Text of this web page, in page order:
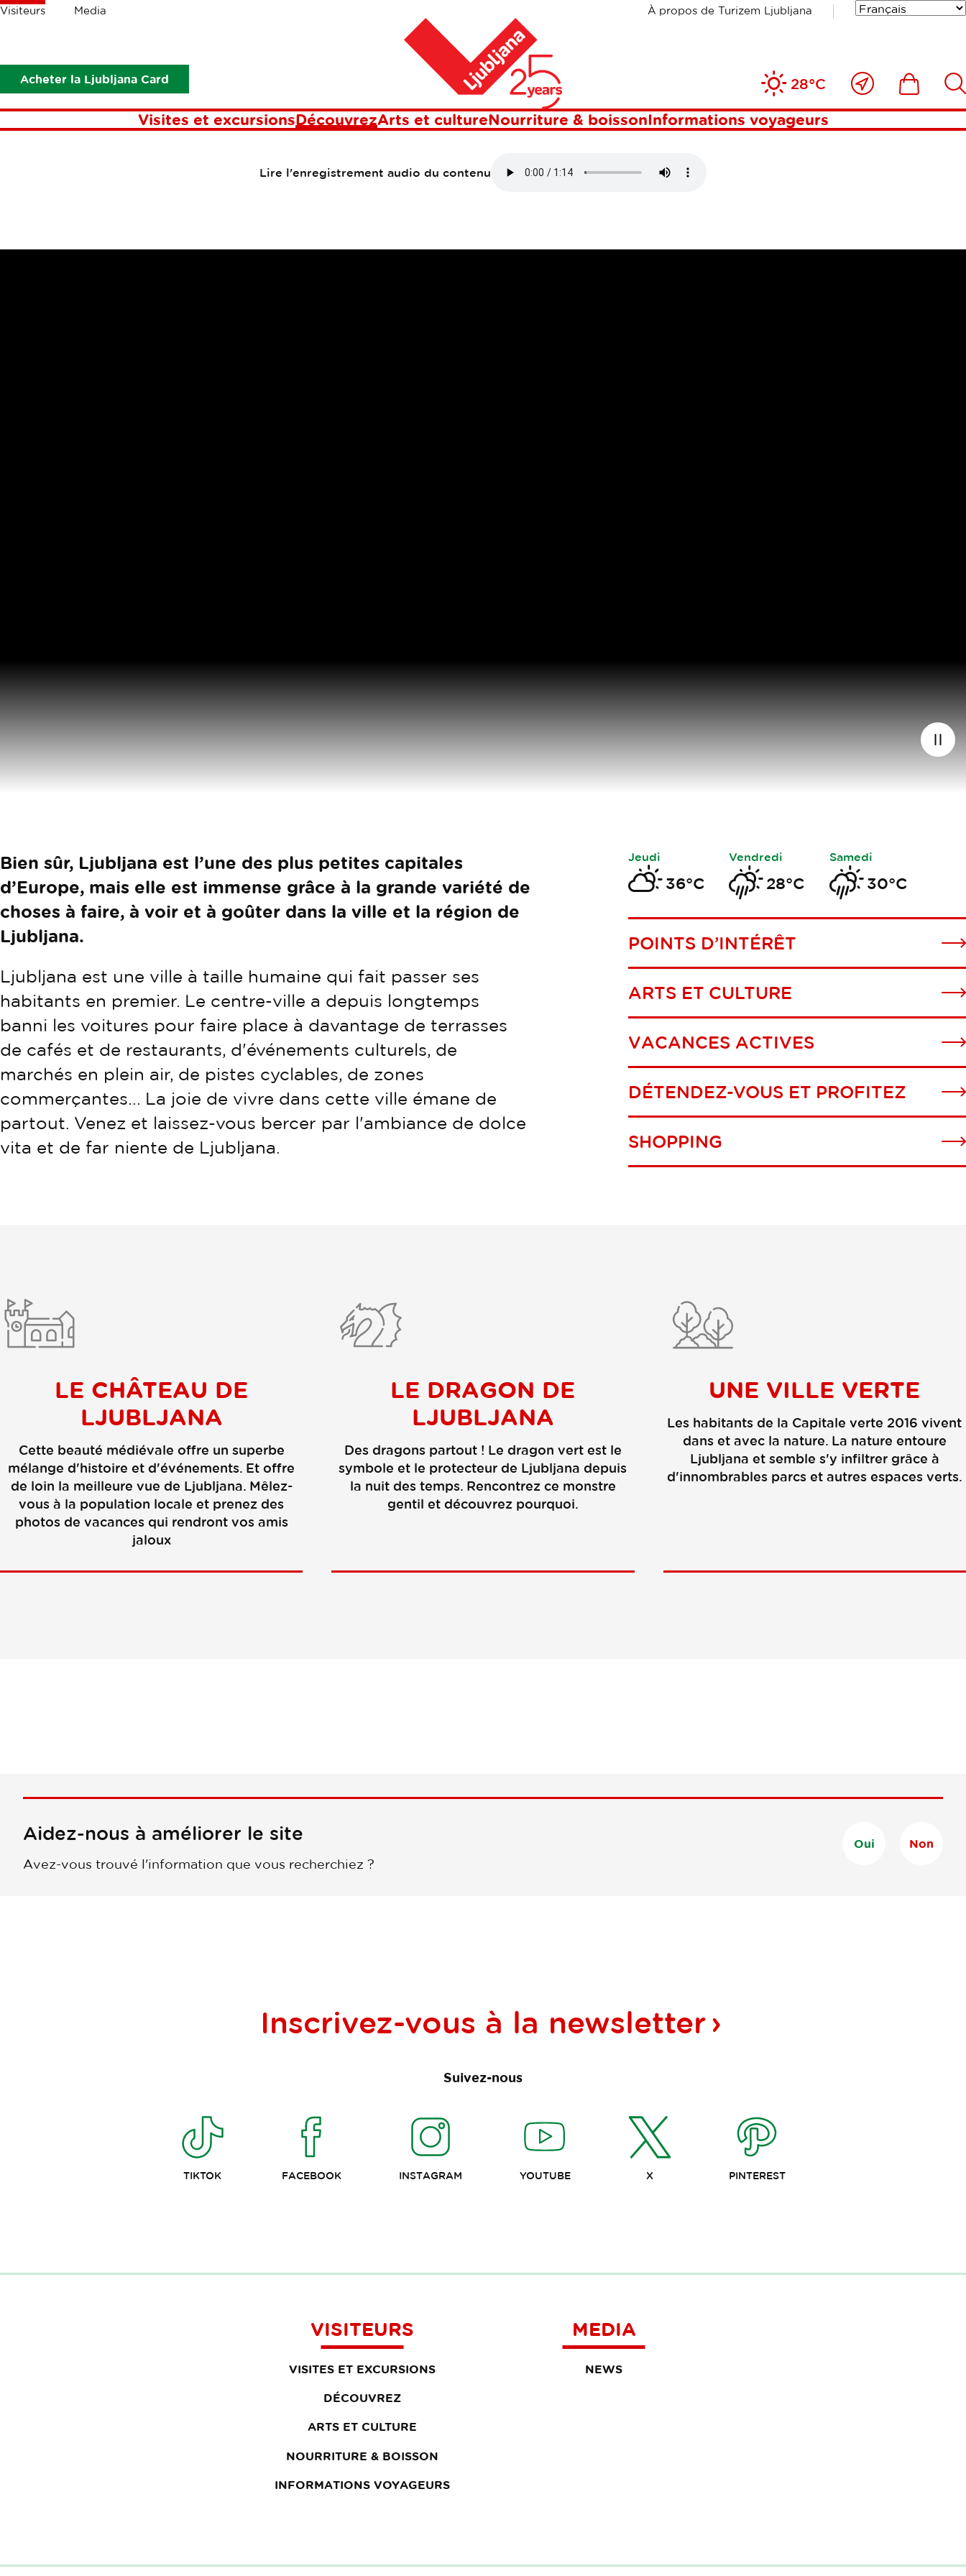
Visiteurs Media À propos de Turizem Ljubljana
Acheter la Ljubljana Card 28°C
Près
de
moi
Visites et excursionsDécouvrezArts et cultureNourriture & boissonInformations voyageurs
Les
Découvrez
Lire l'enregistrement audio du contenu
la
Jeudi
36°C
Vendredi
28°C
Samedi
30°C
POINTS D’INTÉRÊT
ARTS ET CULTURE
VACANCES ACTIVES
DÉTENDEZ-VOUS ET PROFITEZ
SHOPPING
Bien sûr, Ljubljana est l’une des plus petites capitales
d’Europe, mais elle est immense grâce à la grande variété de
choses à faire, à voir et à goûter dans la ville et la région de
Ljubljana.
Ljubljana est une ville à taille humaine qui fait passer ses
habitants en premier. Le centre-ville a depuis longtemps
banni les voitures pour faire place à davantage de terrasses
de cafés et de restaurants, d'événements culturels, de
marchés en plein air, de pistes cyclables, de zones
commerçantes... La joie de vivre dans cette ville émane de
partout. Venez et laissez-vous bercer par l'ambiance de dolce
vita et de far niente de Ljubljana.
LE CHÂTEAU DE
LJUBLJANA
Cette beauté médiévale offre un superbe
mélange d'histoire et d'événements. Et offre
de loin la meilleure vue de Ljubljana. Mêlez-
vous à la population locale et prenez des
photos de vacances qui rendront vos amis
jaloux
LE DRAGON DE
LJUBLJANA
Des dragons partout ! Le dragon vert est le
symbole et le protecteur de Ljubljana depuis
la nuit des temps. Rencontrez ce monstre
gentil et découvrez pourquoi.
UNE VILLE VERTE
Les habitants de la Capitale verte 2016 vivent
dans et avec la nature. La nature entoure
Ljubljana et semble s'y infiltrer grâce à
d'innombrables parcs et autres espaces verts.
Aidez-nous à améliorer le site
Avez-vous trouvé l'information que vous recherchiez ?
Oui Non
Inscrivez-vous à la newsletter
Suivez-nous
TIKTOK FACEBOOK INSTAGRAM YOUTUBE X PINTEREST
VISITEURS
VISITES ET EXCURSIONS
DÉCOUVREZ
ARTS ET CULTURE
NOURRITURE & BOISSON
INFORMATIONS VOYAGEURS
MEDIA
NEWS